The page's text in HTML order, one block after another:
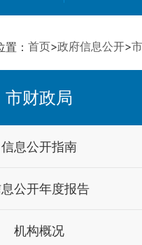
： 首页>政府信息公开>
市财政局
信息公开指南
公开年度报告
机构概况